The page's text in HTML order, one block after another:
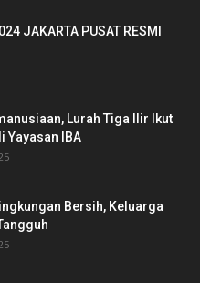
JAKARTA PUSAT RESMI
Lurah Tiga Ilir Ikut
Yayasan IBA
Bersih, Keluarga